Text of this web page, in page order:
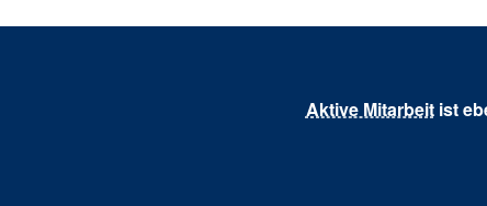
Aktive Mitarbeitist